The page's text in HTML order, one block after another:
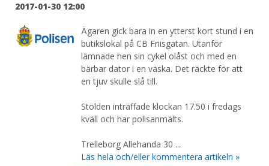
2017-01-30 12:00
Ägaren gick bara in en ytterst kort stund i en
butikslokal på CB Friisgatan. Utanför
lämnade hen sin cykel olåst och med en
bärbar dator i en väska. Det räckte för att
en tjuv skulle slå till.
Stölden inträffade klockan 17.50 i fredags
kväll och har polisanmälts.
Trelleborg Allehanda 30 ...
Läs hela och/eller kommentera artikeln »